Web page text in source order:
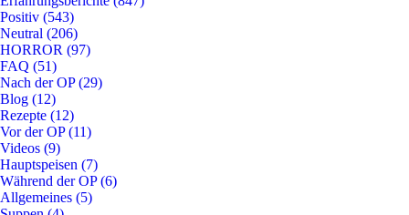
Positiv (543)
Neutral (206)
HORROR (97)
FAQ (51)
Nach der OP(29)
Blog (12)
Rezepte (12)
Vor der OP(11)
Videos (9)
Hauptspeisen (7)
Während der OP(6)
Allgemeines (5)